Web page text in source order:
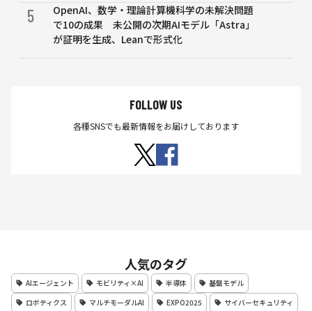
5
OpenAI、数学・理論計算機科学の未解決問題
で10の成果 未公開の次期AIモデル「Astra」
が証明を生成、Leanで形式化
FOLLOW US
各種SNSでも最新情報をお届けしております
人気のタグ
AIエージェント モビリティ×AI 半導体
基盤モデル
ロボティクス
マルチモーダルAI EXPO2025 サイバーセキュリティ